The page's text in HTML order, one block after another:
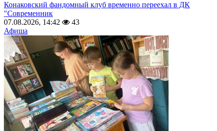
Конаковский фандомный клуб временно переехал в ДК
"Современник
07.08.2026, 14:42
43
Афиша